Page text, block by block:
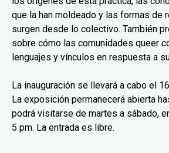
que la han moldeado y las formas de
surgen desde lo colectivo. También
sobre cómo las comunidades queer
lenguajes y vínculos en respuesta a
La inauguración se llevará a cabo el
La exposición permanecerá abierta
podrá visitarse de martes a sábado,
5 pm. La entrada es libre.